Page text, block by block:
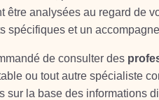
analysées au regard de
spécifiques et un
de consulter des
ou tout autre spécialiste
la base des informations